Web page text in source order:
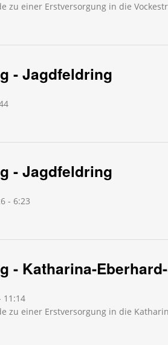
zu einer Erstversorgung in die
- Jagdfeldring
- Jagdfeldring
- 6:23
- Katharina-
11:14
zu einer Erstversorgung in die